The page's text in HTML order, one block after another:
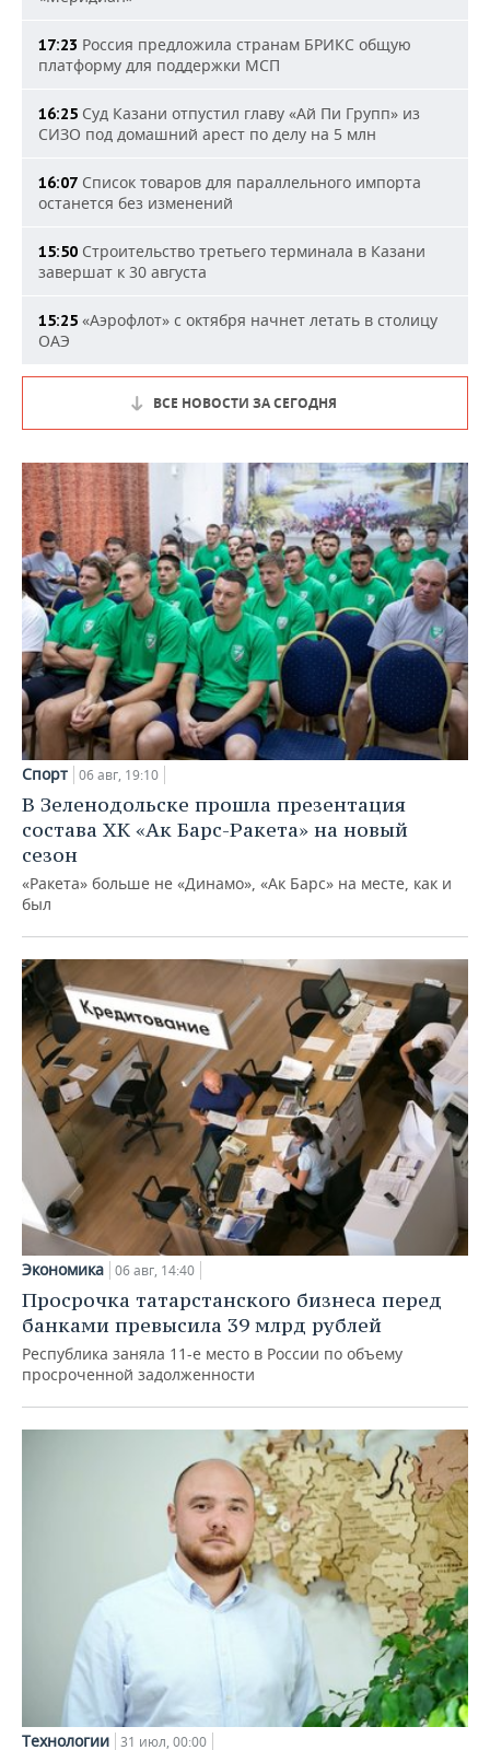
17:23 Россия предложила странам БРИКС общую
платформу для поддержки МСП
16:25 Суд Казани отпустил главу «Ай Пи Групп» из
СИЗО под домашний арест по делу на 5 млн
16:07 Список товаров для параллельного импорта
останется без изменений
15:50 Строительство третьего терминала в Казани
завершат к 30 августа
15:25 «Аэрофлот» с октября начнет летать в столицу
ОАЭ
ВСЕ НОВОСТИ ЗА СЕГОДНЯ
Спорт 06 авг, 19:10
В Зеленодольске прошла презентация
состава ХК «Ак Барс-Ракета» на новый
сезон
«Ракета» больше не «Динамо», «Ак Барс» на месте, как и
был
Экономика 06 авг, 14:40
Просрочка татарстанского бизнеса перед
банками превысила 39 млрд рублей
Республика заняла 11-е место в России по объему
просроченной задолженности
Технологии 31 июл, 00:00